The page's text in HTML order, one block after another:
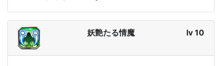
妖艶たる情魔 lv 10